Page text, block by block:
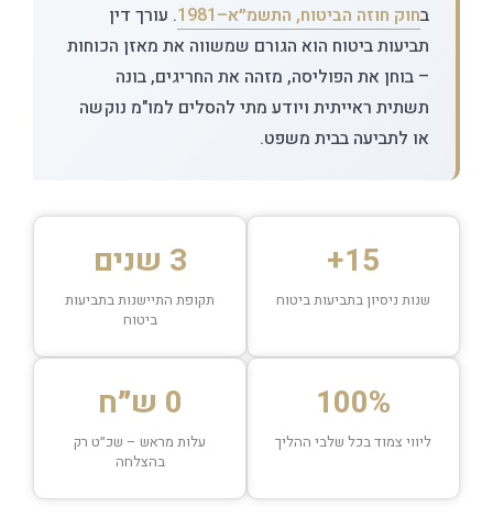
בחוק חוזה הביטוח, התשמ״א–1981
. עורך דין
תביעות ביטוח הוא הגורם שמשווה את מאזן הכוחות
– בוחן את הפוליסה, מזהה את החריגים, בונה
תשתית ראייתית ויודע מתי להסלים למו"מ נוקשה
או לתביעה בבית משפט.
15+
שנות ניסיון בתביעות ביטוח
3 שנים
תקופת התיישנות בתביעות
ביטוח
100%
ליווי צמוד בכל שלבי ההליך
0 ש״ח
עלות מראש – שכ״ט רק
בהצלחה